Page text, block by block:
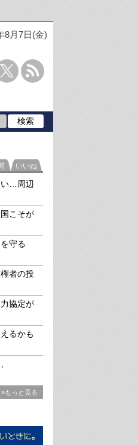
8月7日(金)
いいね
い…周辺
こそが
守る
者の投
協定が
るかも
»もっと見る